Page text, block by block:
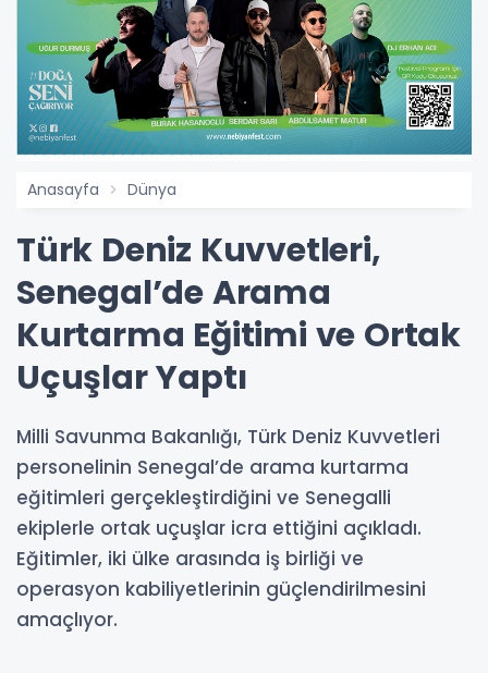
Anasayfa Dünya
Türk Deniz Kuvvetleri,
Senegal’de Arama
Kurtarma Eğitimi ve Ortak
Uçuşlar Yaptı
Milli Savunma Bakanlığı, Türk Deniz Kuvvetleri
personelinin Senegal’de arama kurtarma
eğitimleri gerçekleştirdiğini ve Senegalli
ekiplerle ortak uçuşlar icra ettiğini açıkladı.
Eğitimler, iki ülke arasında iş birliği ve
operasyon kabiliyetlerinin güçlendirilmesini
amaçlıyor.